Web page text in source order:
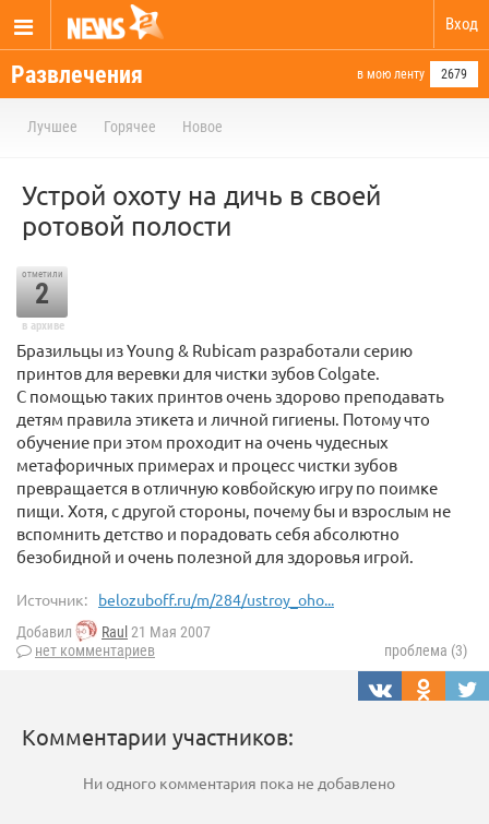
Вход
Развлечения в мою ленту 2679
Лучшее Горячее Новое
Устрой охоту на дичь в своей
ротовой полости
отметили
2
в архиве
Бразильцы из Young & Rubicam разработали серию
принтов для веревки для чистки зубов Colgate.
С помощью таких принтов очень здорово преподавать
детям правила этикета и личной гигиены. Потому что
обучение при этом проходит на очень чудесных
метафоричных примерах и процесс чистки зубов
превращается в отличную ковбойскую игру по поимке
пищи. Хотя, с другой стороны, почему бы и взрослым не
вспомнить детство и порадовать себя абсолютно
безобидной и очень полезной для здоровья игрой.
Источник: belozuboff.ru/m/284/ustroy_oho...
Добавил Raul 21 Мая 2007
нет комментариев
проблема (3)
Комментарии участников:
Ни одного комментария пока не добавлено